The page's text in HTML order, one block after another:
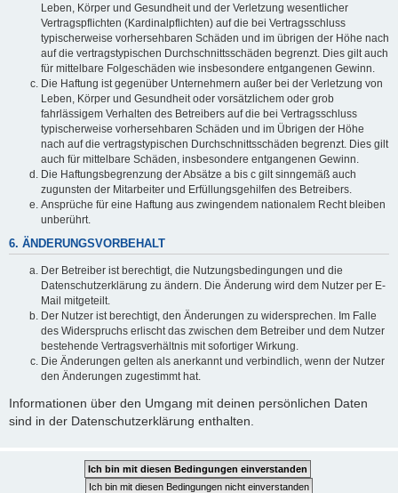
Leben, Körper und Gesundheit und der Verletzung wesentlicher
Vertragspflichten (Kardinalpflichten) auf die bei Vertragsschluss
typischerweise vorhersehbaren Schäden und im übrigen der Höhe nach
auf die vertragstypischen Durchschnittsschäden begrenzt. Dies gilt auch
für mittelbare Folgeschäden wie insbesondere entgangenen Gewinn.
Die Haftung ist gegenüber Unternehmern außer bei der Verletzung von
Leben, Körper und Gesundheit oder vorsätzlichem oder grob
fahrlässigem Verhalten des Betreibers auf die bei Vertragsschluss
typischerweise vorhersehbaren Schäden und im Übrigen der Höhe
nach auf die vertragstypischen Durchschnittsschäden begrenzt. Dies gilt
auch für mittelbare Schäden, insbesondere entgangenen Gewinn.
Die Haftungsbegrenzung der Absätze a bis c gilt sinngemäß auch
zugunsten der Mitarbeiter und Erfüllungsgehilfen des Betreibers.
Ansprüche für eine Haftung aus zwingendem nationalem Recht bleiben
unberührt.
6. ÄNDERUNGSVORBEHALT
Der Betreiber ist berechtigt, die Nutzungsbedingungen und die
Datenschutzerklärung zu ändern. Die Änderung wird dem Nutzer per E-
Mail mitgeteilt.
Der Nutzer ist berechtigt, den Änderungen zu widersprechen. Im Falle
des Widerspruchs erlischt das zwischen dem Betreiber und dem Nutzer
bestehende Vertragsverhältnis mit sofortiger Wirkung.
Die Änderungen gelten als anerkannt und verbindlich, wenn der Nutzer
den Änderungen zugestimmt hat.
Informationen über den Umgang mit deinen persönlichen Daten
sind in der Datenschutzerklärung enthalten.